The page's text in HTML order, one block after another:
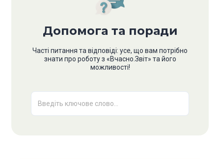
Допомога та поради
Часті питання та відповіді: усе, що вам потрібно
знати про роботу з «Вчасно.Звіт» та його
можливості!
Введіть ключове слово...